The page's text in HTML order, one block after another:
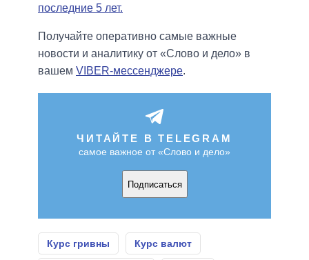
последние 5 лет.
Получайте оперативно самые важные
новости и аналитику от «Слово и дело» в
вашем VIBER-мессенджере.
ЧИТАЙТЕ В TELEGRAM
самое важное от «Слово и дело»
Подписаться
Курс гривны Курс валют